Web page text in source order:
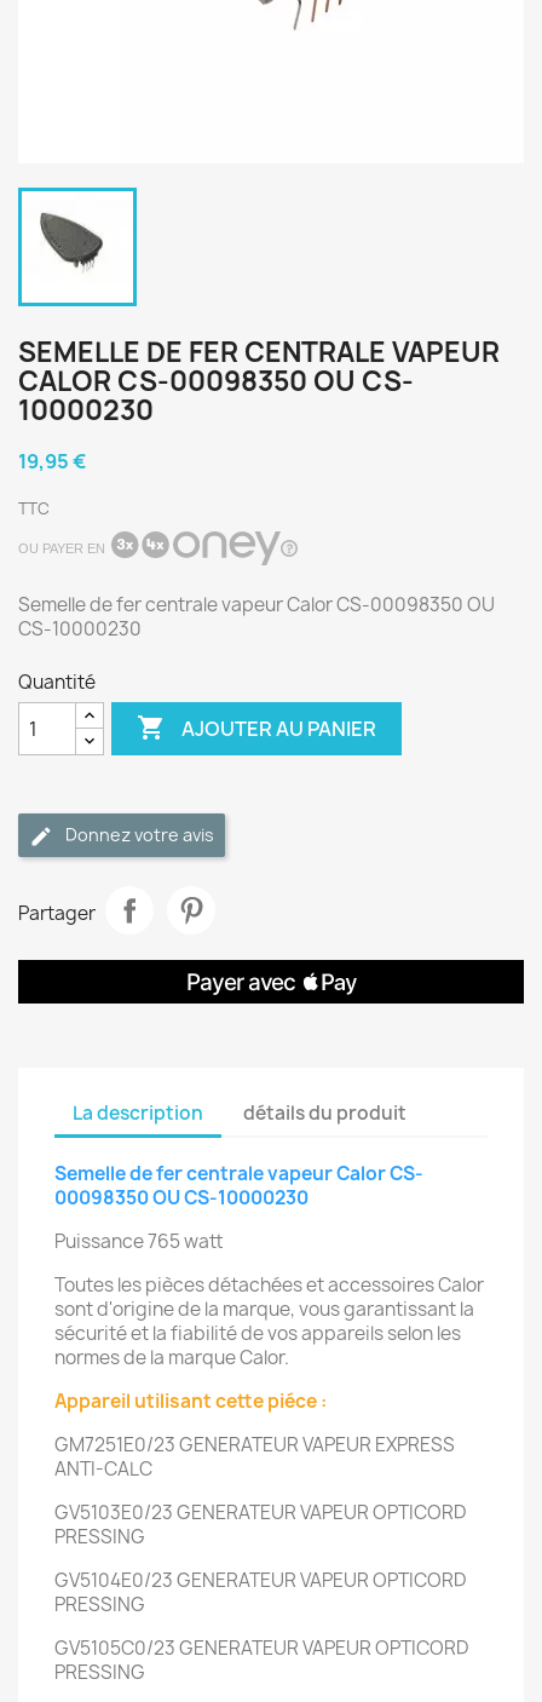
SEMELLE DE FER CENTRALE VAPEUR
CALOR CS-00098350 OU CS-
10000230
19,95 €
TTC
OU PAYER EN
Semelle de fer centrale vapeur Calor CS-00098350 OU
CS-10000230
Quantité
 AJOUTER AU PANIER
Donnez votre avis
Partager
La description détails du produit
Semelle de fer centrale vapeur Calor CS-
00098350 OU CS-10000230
Puissance 765 watt
Toutes les pièces détachées et accessoires Calor
sont d'origine de la marque, vous garantissant la
sécurité et la fiabilité de vos appareils selon les
normes de la marque Calor.
Appareil utilisant cette piéce :
GM7251E0/23GENERATEUR VAPEUR EXPRESS
ANTI-CALC
GV5103E0/23GENERATEUR VAPEUR OPTICORD
PRESSING
GV5104E0/23GENERATEUR VAPEUR OPTICORD
PRESSING
GV5105C0/23GENERATEUR VAPEUR OPTICORD
PRESSING